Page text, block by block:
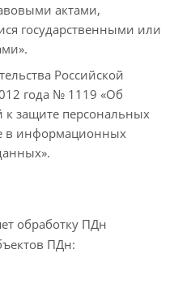
актами,
государственными или
Российской
года № 1119 «Об
защите персональных
в информационных
обработку ПДн
ПДн: